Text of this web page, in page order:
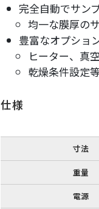
完全自動でサン
均一な膜厚の
豊富なオプショ
ヒーター、真
乾燥条件設定
仕様
寸法
重量
電源